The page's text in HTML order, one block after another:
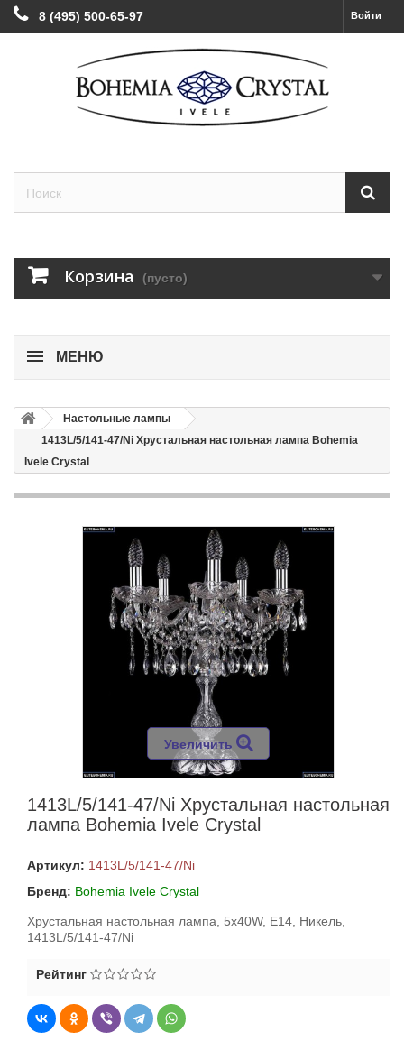
Войти
8 (495) 500-65-97
Корзина (пусто)
МЕНЮ
Настольные лампы
1413L/5/141-47/Ni Хрустальная настольная лампа Bohemia
Ivele Crystal
Увеличить
1413L/5/141-47/Ni Хрустальная настольная
лампа Bohemia Ivele Crystal
Артикул: 1413L/5/141-47/Ni
Бренд: Bohemia Ivele Crystal
Хрустальная настольная лампа, 5x40W, E14, Никель,
1413L/5/141-47/Ni
Рейтинг